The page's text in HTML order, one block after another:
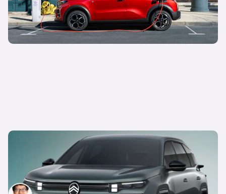
Citroen C5 Aircross jetzt auch als Plug-in-Hybrid
bestellbar mit bis zu 86 km elektrischer
Reichweite
Patrik Chen